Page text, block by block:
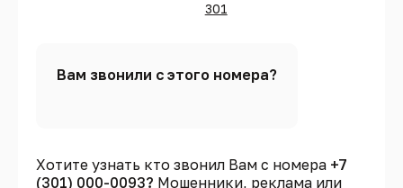
301
Вам звонили с этого номера?
Хотите узнать кто звонил Вам с номера +7
(301) 000-0093? Мошенники, реклама или